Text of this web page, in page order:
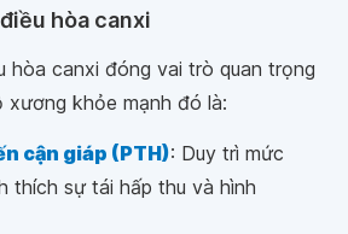
hòa canxi
hòa canxi đóng vai trò quan trọng
khỏe mạnh đó là:
cận giáp (PTH): Duy trì mức
thích sự tái hấp thu và hình